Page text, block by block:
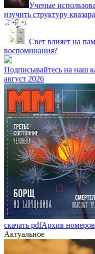
Ученые
изучить структуру квазара
Свет влияет на
воспоминания?
Подписывайтесь на наш
август 2026
скачать pdfАрхив номеров
Актуальное